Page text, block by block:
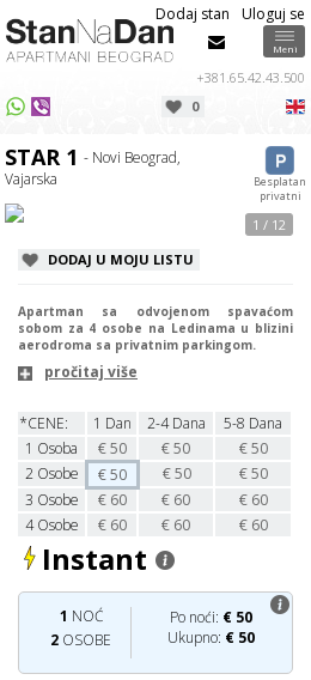
+381.65.42.43.500
0
Meni
Dodaj stan Uloguj se
STAR 1 - Novi Beograd,
Vajarska
Besplatan
privatni
1 / 12
DODAJ U MOJU LISTU
Apartman sa odvojenom spavaćom
sobom za 4 osobe na Ledinama u blizini
aerodroma sa privatnim parkingom.
pročitaj više
*CENE: 1 Dan 2-4 Dana
5-8 Dana
1 Osoba €50 €50 €50
2 Osobe €50 €50 €50
3 Osobe € 60 € 60 € 60
4Osobe € 60 € 60 € 60
Instant
Po noći: € 50
Ukupno: € 50
1 NOĆ
2 OSOBE
Info
USPEŠNO STE REZERVISALI APARTMAN
Poštovani/a
Potvrda rezervacije i dalja uputstva
će Vam biti poslata putem sms/mail-
Ako ne dobijete odgovor u roku od
proverite svoj SPAM folder.
OK
Info
Izaberite datume dolaska / odlaska u